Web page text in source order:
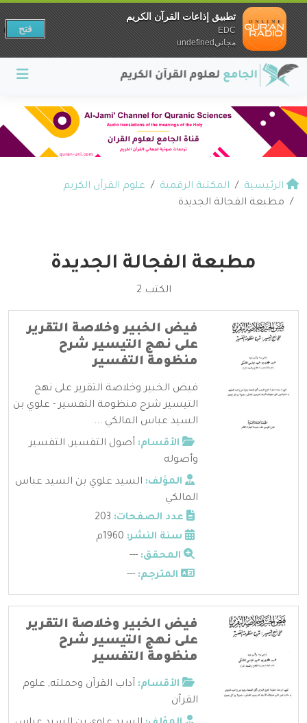
الرئيسية المكتبة الرقمية
علوم القرآن الكريم
مطبعة الفجالة الجديدة
مطبعة الفجالة الجديدة
الكتب 2
فيض الخبير وخلاصة التقرير
على نهج التيسير شرح
منظومة التفسير
فيض الخبير وخلاصة التقرير على نهج
التيسير شرح منظومة التفسير - علوي بن
السيد عباس المالكي ...
الأقسام: أصول التفسير, التفسير
وأصوله
المؤلف: السيد علوي بن السيد عباس
المالكي
عدد الصفحات:
سنة النشر:
المحقق: ---
المترجم: ---
فيض الخبير وخلاصة التقرير
على نهج التيسير شرح
منظومة التفسير
الأقسام: آداب القرآن وحملته, علوم
القرآن
تطبيق إذاعات القرآن الكريم
EDC
مجانيundefined
فتح